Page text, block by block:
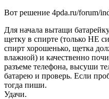
Вот решение 4pda.ru/forum/
Для начала вытащи
щетку в спирте (только НЕ
спирт хорошенько, щетка
влажной) и качественно
разъеме телефона, высуши
батарею и проверь. Если
тогда пиши.
Удачи.